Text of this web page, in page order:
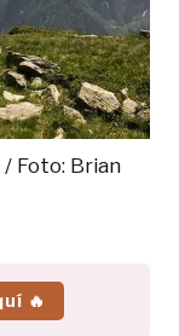
Foto: Brian
🔥